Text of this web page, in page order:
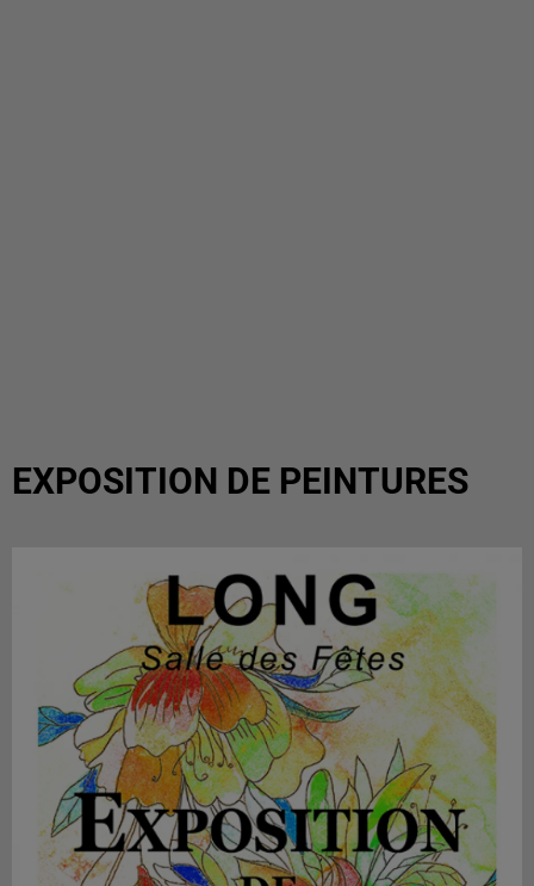
EXPOSITION DE PEINTURES